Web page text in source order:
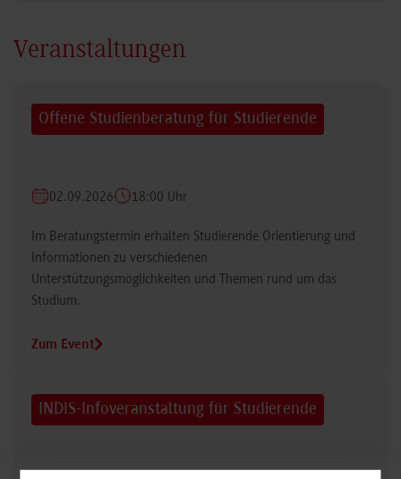
Veranstaltungen
Offene Studienberatung für Studierende
02.09.2026 18:00 Uhr
Im Beratungstermin erhalten Studierende Orientierung und
Informationen zu verschiedenen
Unterstützungsmöglichkeiten und Themen rund um das
Studium.
Zum Event
INDIS-Infoveranstaltung für Studierende